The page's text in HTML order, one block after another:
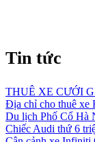
Tin tức
THUÊ XE CƯỚI
Địa chỉ cho thuê xe
Du lịch Phố Cổ Hà
Chiếc Audi thứ 6